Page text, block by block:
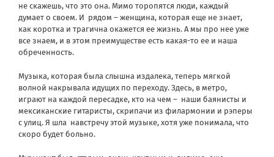
не скажешь, что это она. Мимо торопятся люди, каждый
думает о своем. И рядом – женщина, которая еще не знает,
как коротка и трагична окажется ее жизнь. А мы про нее уже
все знаем, и в этом преимуществе есть какая-то ее и наша
обреченность.
Музыка, которая была слышна издалека, теперь мягкой
волной накрывала идущих по переходу. Здесь, в метро,
играют на каждой пересадке, кто на чем – наши баянисты и
мексиканские гитаристы, скрипачи из филармонии и рэперы
с улиц. Я шла навстречу этой музыке, хотя уже понимала, что
скоро будет больно.